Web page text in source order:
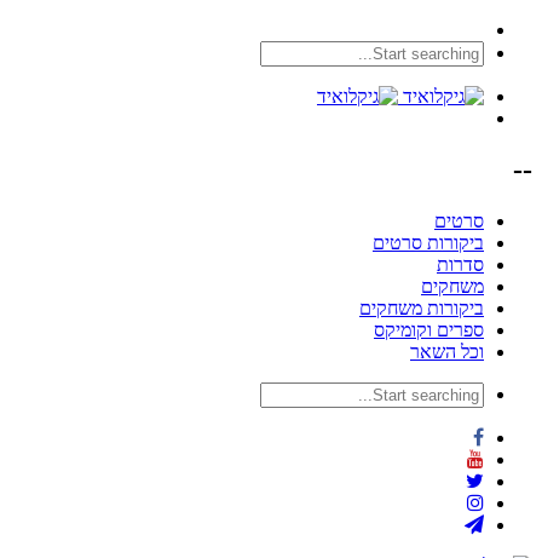
--
סרטים
ביקורות סרטים
סדרות
משחקים
ביקורות משחקים
ספרים וקומיקס
וכל השאר